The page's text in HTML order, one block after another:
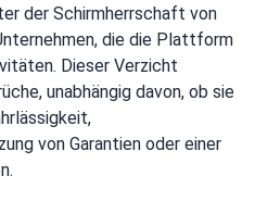
der Schirmherrschaft von
die die Plattform
Dieser Verzicht
unabhängig davon, ob sie
von Garantien oder einer